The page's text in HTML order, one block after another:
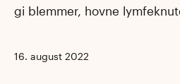
gi blemmer, hovne
16. august 2022